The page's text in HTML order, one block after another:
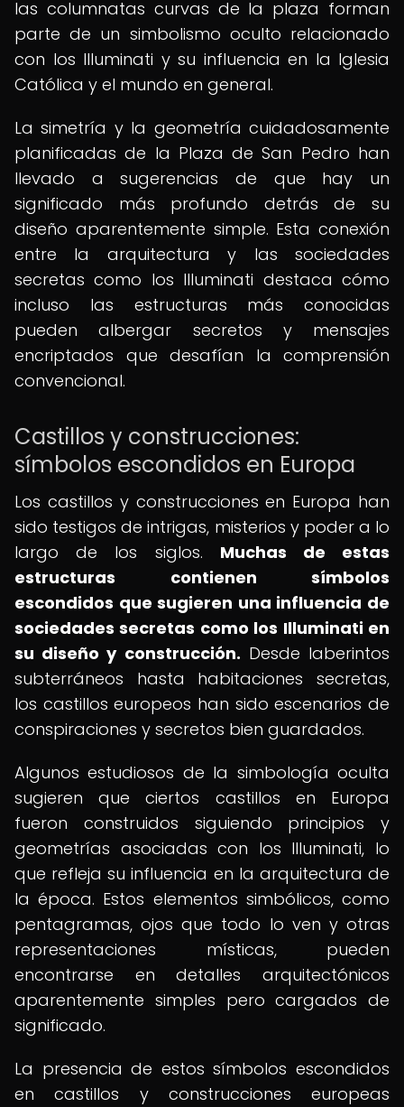
las columnatas curvas de la plaza forman
parte de un simbolismo oculto relacionado
con los Illuminati y su influencia en la Iglesia
Católica y el mundo en general.
La simetría y la geometría cuidadosamente
planificadas de la Plaza de San Pedro han
llevado a sugerencias de que hay un
significado más profundo detrás de su
diseño aparentemente simple. Esta conexión
entre la arquitectura y las sociedades
secretas como los Illuminati destaca cómo
incluso las estructuras más conocidas
pueden albergar secretos y mensajes
encriptados que desafían la comprensión
convencional.
Castillos y construcciones:
símbolos escondidos en Europa
Los castillos y construcciones en Europa han
sido testigos de intrigas, misterios y poder a lo
largo de los siglos. Muchas de estas
estructuras contienen símbolos
escondidos que sugieren una influencia de
sociedades secretas como los Illuminati en
su diseño y construcción. Desde laberintos
subterráneos hasta habitaciones secretas,
los castillos europeos han sido escenarios de
conspiraciones y secretos bien guardados.
Algunos estudiosos de la simbología oculta
sugieren que ciertos castillos en Europa
fueron construidos siguiendo principios y
geometrías asociadas con los Illuminati, lo
que refleja su influencia en la arquitectura de
la época. Estos elementos simbólicos, como
pentagramas, ojos que todo lo ven y otras
representaciones místicas, pueden
encontrarse en detalles arquitectónicos
aparentemente simples pero cargados de
significado.
La presencia de estos símbolos escondidos
en castillos y construcciones europeas